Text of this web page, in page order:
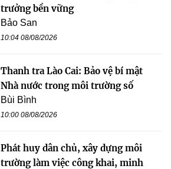
trưởng bền vững
Bảo San
10:04 08/08/2026
Thanh tra Lào Cai: Bảo vệ bí mật
Nhà nước trong môi trường số
Bùi Bình
10:00 08/08/2026
Phát huy dân chủ, xây dựng môi
trường làm việc công khai, minh